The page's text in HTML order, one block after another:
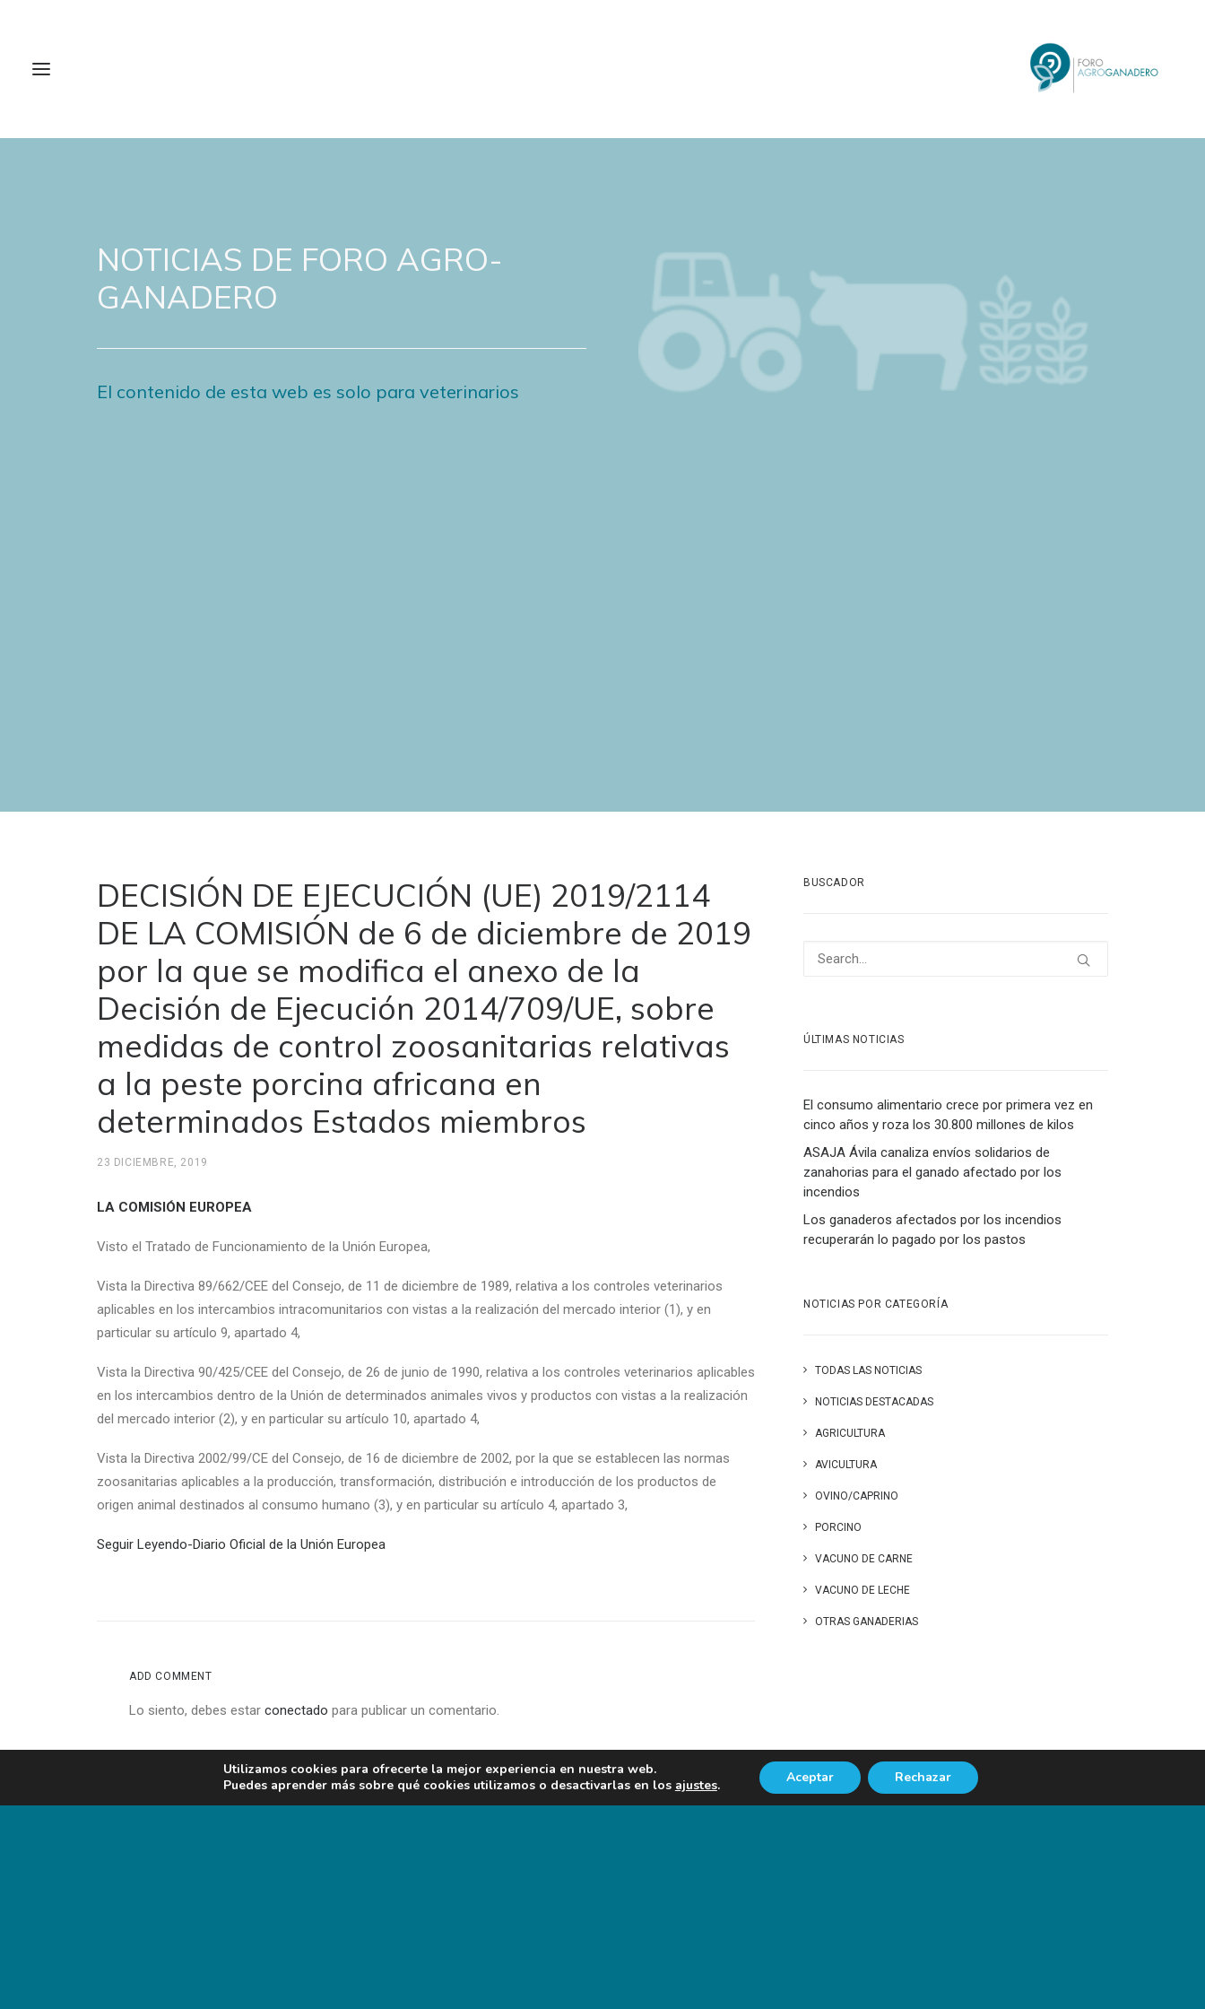
NOTICIAS DE FORO AGRO-
GANADERO
El contenido de esta web es solo para veterinarios
DECISIÓN DE EJECUCIÓN (UE) 2019/2114
DE LA COMISIÓN de 6 de diciembre de 2019
por la que se modifica el anexo de la
Decisión de Ejecución 2014/709/UE, sobre
medidas de control zoosanitarias relativas
a la peste porcina africana en
determinados Estados miembros
23 DICIEMBRE, 2019
LA COMISIÓN EUROPEA
Visto el Tratado de Funcionamiento de la Unión Europea,
Vista la Directiva 89/662/CEE del Consejo, de 11 de diciembre de 1989, relativa a los controles veterinarios
aplicables en los intercambios intracomunitarios con vistas a la realización del mercado interior (1), y en
particular su artículo 9, apartado 4,
Vista la Directiva 90/425/CEE del Consejo, de 26 de junio de 1990, relativa a los controles veterinarios aplicables
en los intercambios dentro de la Unión de determinados animales vivos y productos con vistas a la realización
del mercado interior (2), y en particular su artículo 10, apartado 4,
Vista la Directiva 2002/99/CE del Consejo, de 16 de diciembre de 2002, por la que se establecen las normas
zoosanitarias aplicables a la producción, transformación, distribución e introducción de los productos de
origen animal destinados al consumo humano (3), y en particular su artículo 4, apartado 3,
Seguir Leyendo-Diario Oficial de la Unión Europea
ADD COMMENT
Lo siento, debes estar conectado para publicar un comentario.
BUSCADOR
ÚLTIMAS NOTICIAS
El consumo alimentario crece por primera vez en
cinco años y roza los 30.800 millones de kilos
ASAJA Ávila canaliza envíos solidarios de
zanahorias para el ganado afectado por los
incendios
Los ganaderos afectados por los incendios
recuperarán lo pagado por los pastos
NOTICIAS POR CATEGORÍA
TODAS LAS NOTICIAS
NOTICIAS DESTACADAS
AGRICULTURA
AVICULTURA
OVINO/CAPRINO
PORCINO
VACUNO DE CARNE
VACUNO DE LECHE
OTRAS GANADERIAS
Utilizamos cookies para ofrecerte la mejor experiencia en nuestra web.
Puedes aprender más sobre qué cookies utilizamos o desactivarlas en los ajustes. Aceptar Rechazar